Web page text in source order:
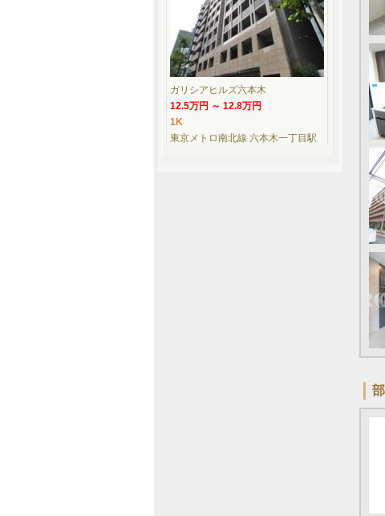
ガリシアヒルズ六本木
12.5万円 ～ 12.8万円
1K
東京メトロ南北線 六本木一丁目駅